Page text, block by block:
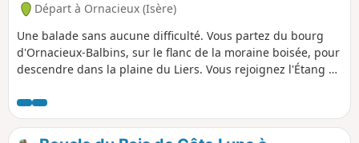
Départ à Ornacieux (Isère)
Une balade sans aucune difficulté. Vous partez du bourg
d'Ornacieux-Balbins, sur le flanc de la moraine boisée, pour
descendre dans la plaine du Liers. Vous rejoignez l'Étang et
vues intéressantes sur les montagnes environnantes.